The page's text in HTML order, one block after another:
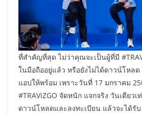
ที่สำคัญที่สุด ไม่ว่าคุณจะเป็นผู้ที่มี
ในมือถืออยู่แล้ว หรือยังไม่ได้ดาวน์โหล
แอปให้พร้อม เพราะวันที่ 17 มกราคม
#TRAViZGO จัดหนัก แจกจริง วันเดียว
ดาวน์โหลดและลงทะเบียน แล้วจะได้รั